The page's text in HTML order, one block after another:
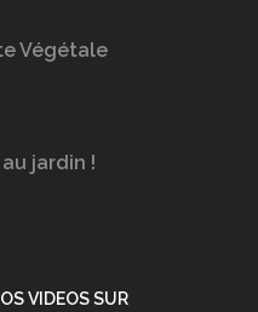
Végétale
jardin !
VIDEOS SUR